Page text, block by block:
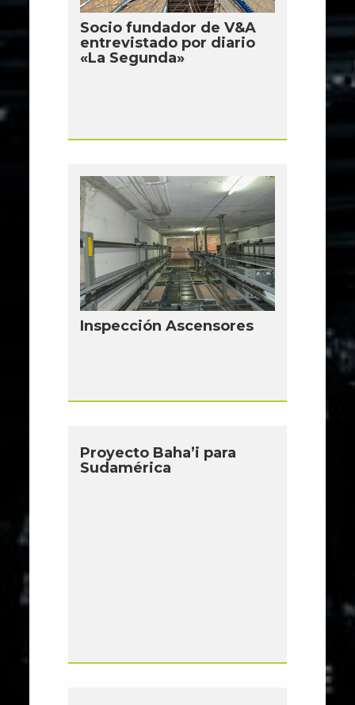
Socio fundador de V&A
entrevistado por diario
«La Segunda»
Inspección Ascensores
Proyecto Baha’i para
Sudamérica